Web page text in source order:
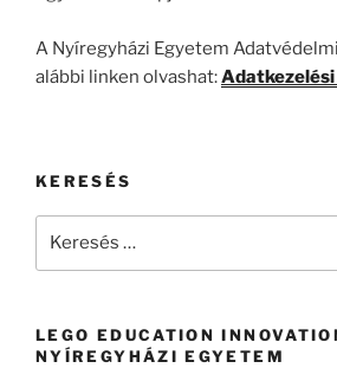
A Nyíregyházi Egyetem
alábbi linken olvashat:
KERESÉS
LEGO EDUCATION
NYÍREGYHÁZI EGYETEM